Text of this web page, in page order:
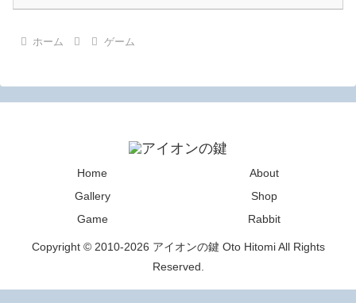
ホーム ゲーム
Home
About
Gallery
Shop
Game
Rabbit
Copyright © 2010-2026 アイオンの鍵 Oto Hitomi All Rights
Reserved.